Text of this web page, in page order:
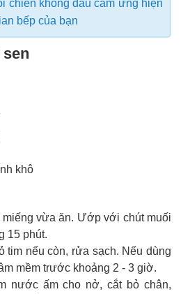
chiên không dầu cảm ứng hiện
bếp của bạn
sen
khô
miếng vừa ăn. Ướp với chút muối
15 phút.
tim nếu còn, rửa sạch. Nếu dùng
mềm trước khoảng 2 - 3 giờ.
nước ấm cho nở, cắt bỏ chân,